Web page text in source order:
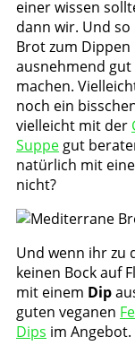
einer wissen
dann wir. Und
Brot zum
ausnehmend
machen.
noch ein
vielleicht mit der
Suppe gut
natürlich mit
nicht?
Und wenn ihr zu
keinen Bock auf
mit einem Dip
guten veganen
Dips im